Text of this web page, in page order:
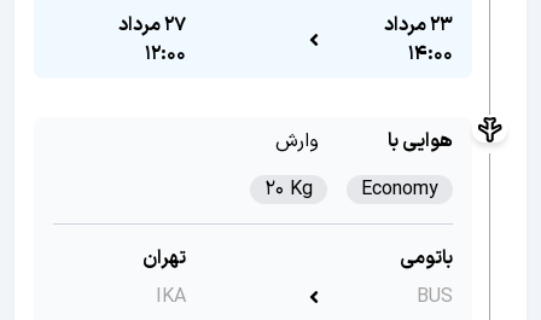
23 مرداد
14:00
27 مرداد
12:00
هوایی با
وارش
Economy
20 Kg
باتومی
BUS
تهران
IKA